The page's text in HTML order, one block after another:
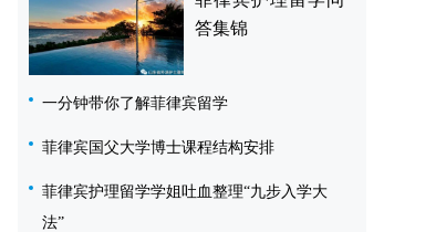
答集锦
一分钟带你了解菲律宾留学
菲律宾国父大学博士课程结构安排
菲律宾护理留学学姐吐血整理“九步入学大
法”